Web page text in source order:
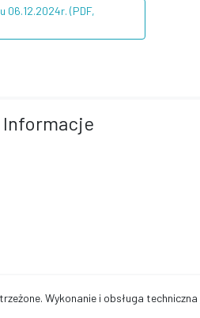
06.12.2024r. (PDF,
Informacje
Wykonanie i obsługa techniczna